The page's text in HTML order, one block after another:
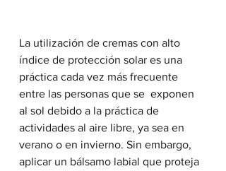
La utilización de cremas con alto
índice de protección solar es una
práctica cada vez más frecuente
entre las personas que se  exponen
al sol debido a la práctica de
actividades al aire libre, ya sea en
verano o en invierno. Sin embargo,
aplicar un bálsamo labial que proteja